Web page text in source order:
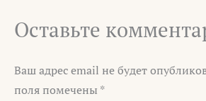
Оставьте
Ваш адрес email не будет
поля помечены *